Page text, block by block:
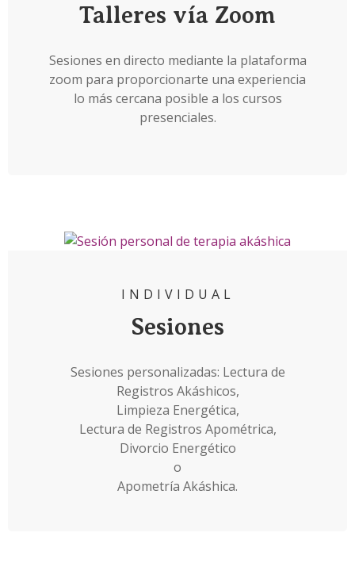
Talleres vía Zoom
Sesiones en directo mediante la plataforma
zoom para proporcionarte una experiencia
lo más cercana posible a los cursos
presenciales.
INDIVIDUAL
Sesiones
Sesiones personalizadas: Lectura de
Registros Akáshicos,
Limpieza Energética,
Lectura de Registros Apométrica,
Divorcio Energético
o
Apometría Akáshica.